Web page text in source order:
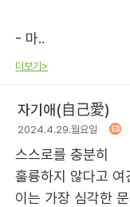
- 마..
더보기>
자기애(自己愛)
2024.4.29.월요일
스스로를 충분히
훌륭하지 않다고 여
이는 가장 심각한